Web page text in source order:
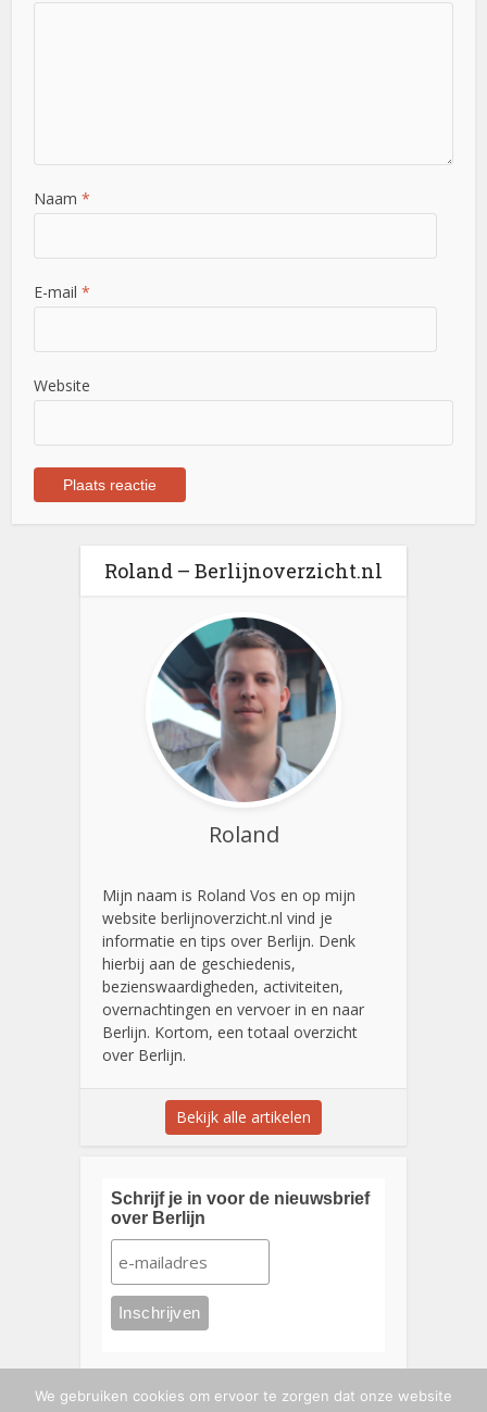
Naam*
E-mail*
Website
Roland – Berlijnoverzicht.nl
Roland
Mijn naam is Roland Vos en op mijn
website berlijnoverzicht.nl vind je
informatie en tips over Berlijn. Denk
hierbij aan de geschiedenis,
bezienswaardigheden, activiteiten,
overnachtingen en vervoer in en naar
Berlijn. Kortom, een totaal overzicht
over Berlijn.
Bekijk alle artikelen
Schrijf je in voor de nieuwsbrief
over Berlijn
We gebruiken cookies om ervoor te zorgen dat onze website